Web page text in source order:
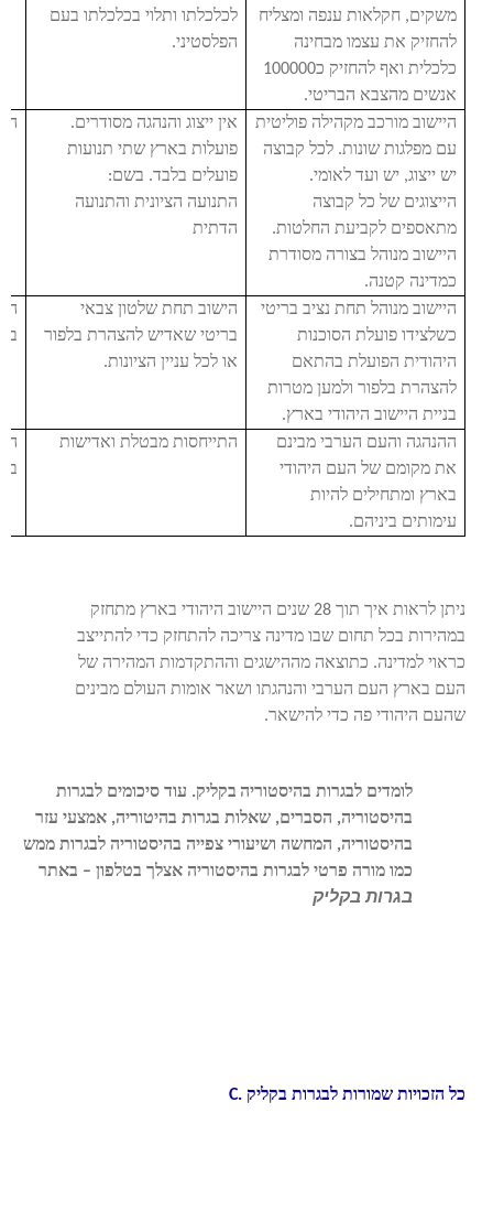
משקים, חקלאות ענפה ומצליח
להחזיק את עצמו מבחינה
כלכלית ואף להחזיק כ100000
אנשים מהצבא הבריטי.
לכלכלתו ותלוי בכלכלתו בעם
הפלסטיני.
היישוב מורכב מקהילה פוליטית
עם מפלגות שונות. לכל קבוצה
יש ייצוג, יש ועד לאומי.
הייצוגים של כל קבוצה
מתאספים לקביעת החלטות.
היישוב מנוהל בצורה מסודרת
כמדינה קטנה.
אין ייצוג והנהגה מסודרים.
פועלות בארץ שתי תנועות
פועלים בלבד. בשם:
התנועה הציונית והתנועה
הדתית
היישוב מנוהל תחת נציב בריטי
כשלצידו פועלת הסוכנות
היהודית הפועלת בהתאם
להצהרת בלפור ולמען מטרות
בניית היישוב היהודי בארץ.
הישוב תחת שלטון צבאי
בריטי שאדיש להצהרת בלפור
או לכל עניין הציונות.
ההנהגה והעם הערבי מבינם
את מקומם של העם היהודי
בארץ ומתחילים להיות
עימותים ביניהם.
התייחסות מבטלת ואדישות
ניתן לראות איך תוך 28 שנים היישוב היהודי בארץ מתחזק
במהירות בכל תחום שבו מדינה צריכה להתחזק כדי להתייצב
כראוי למדינה. כתוצאה מההישגים וההתקדמות המהירה של
העם בארץ העם הערבי והנהגתו ושאר אומות העולם מבינים
שהעם היהודי פה כדי להישאר.
לומדים לבגרות בהיסטוריה בקליק. עוד סיכומים לבגרות
בהיסטוריה, הסברים, שאלות בגרות בהיטוריה, אמצעי עזר
בהיסטוריה, המחשה ושיעורי צפייה בהיסטוריה לבגרות ממש
כמו מורה פרטי לבגרות בהיסטוריה אצלך בטלפון – באתר
בגרות בקליק
כל הזכויות שמורות לבגרות בקליק C.